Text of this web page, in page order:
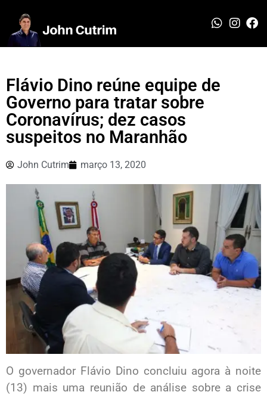
Flávio Dino reúne equipe de
Governo para tratar sobre
Coronavírus; dez casos
suspeitos no Maranhão
John Cutrim março 13, 2020
O governador Flávio Dino concluiu agora à noite
(13) mais uma reunião de análise sobre a crise